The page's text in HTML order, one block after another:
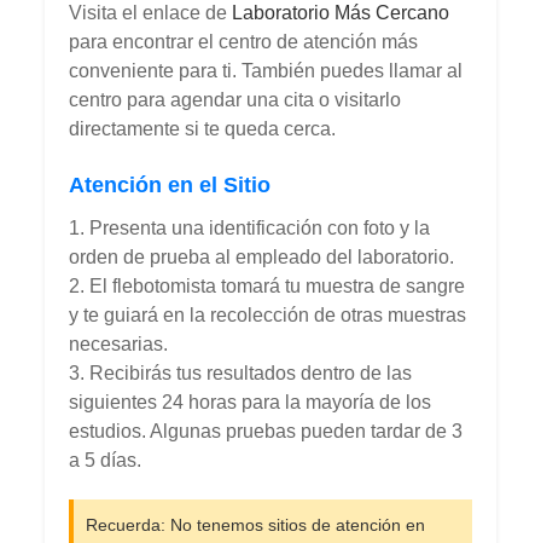
Visita el enlace de Laboratorio Más Cercano
para encontrar el centro de atención más
conveniente para ti. También puedes llamar al
centro para agendar una cita o visitarlo
directamente si te queda cerca.
Atención en el Sitio
1. Presenta una identificación con foto y la
orden de prueba al empleado del laboratorio.
2. El flebotomista tomará tu muestra de sangre
y te guiará en la recolección de otras muestras
necesarias.
3. Recibirás tus resultados dentro de las
siguientes 24 horas para la mayoría de los
estudios. Algunas pruebas pueden tardar de 3
a 5 días.
Recuerda: No tenemos sitios de atención en